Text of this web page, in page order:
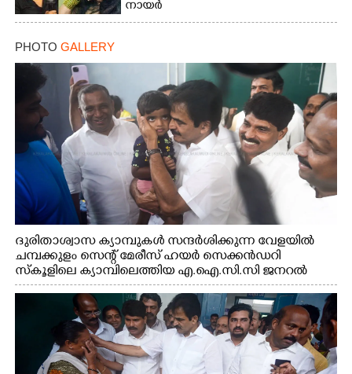
നായർ
PHOTO GALLERY
ദുരിതാശ്വാസ ക്യാമ്പുകൾ സന്ദർശിക്കുന്ന വേളയിൽ
ചമ്പക്കുളം സെന്റ് മേരീസ് ഹയർ സെക്കൻഡറി
സ്കൂളിലെ ക്യാമ്പിലെത്തിയ എ.ഐ.സി.സി ജനറൽ
സെക്രട്ടറി കെ.സി വേണുഗോപാൽ എം.പി കുരുന്നിനെ
എടുത്ത് ലാളിച്ചപ്പോൾ. സഹകരണ-എക്സൈസ്
വകുപ്പ് മന്ത്രി എം. ലിജു, കൃഷിവകുപ്പ് മന്ത്രി ടി. സിദ്ദിഖ്,
റെജി ചെറിയാൻ എം. എൽ. എ എന്നിവർ സമീപം